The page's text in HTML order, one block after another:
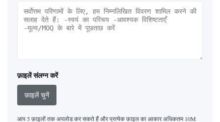
फ़ाइलें संलग्न करें
फ़ाइलें चुनें
आप 5 फ़ाइलों तक अपलोड कर सकते हैं और प्रत्येक फ़ाइल का आकार अधिकतम 10M